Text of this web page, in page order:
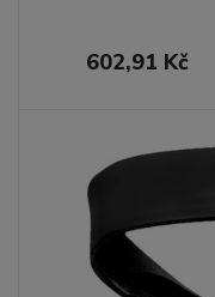
602,91 Kč